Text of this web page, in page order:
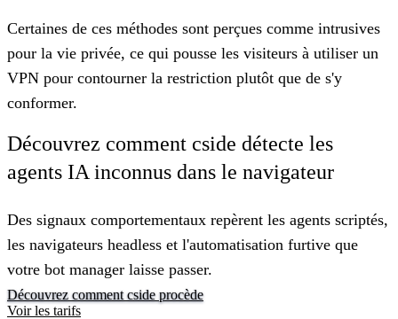
Certaines de ces méthodes sont perçues comme intrusives
pour la vie privée, ce qui pousse les visiteurs à utiliser un
VPN pour contourner la restriction plutôt que de s'y
conformer.
Découvrez comment cside détecte les
agents IA inconnus dans le navigateur
Des signaux comportementaux repèrent les agents scriptés,
les navigateurs headless et l'automatisation furtive que
votre bot manager laisse passer.
Découvrez comment cside procède
Voir les tarifs